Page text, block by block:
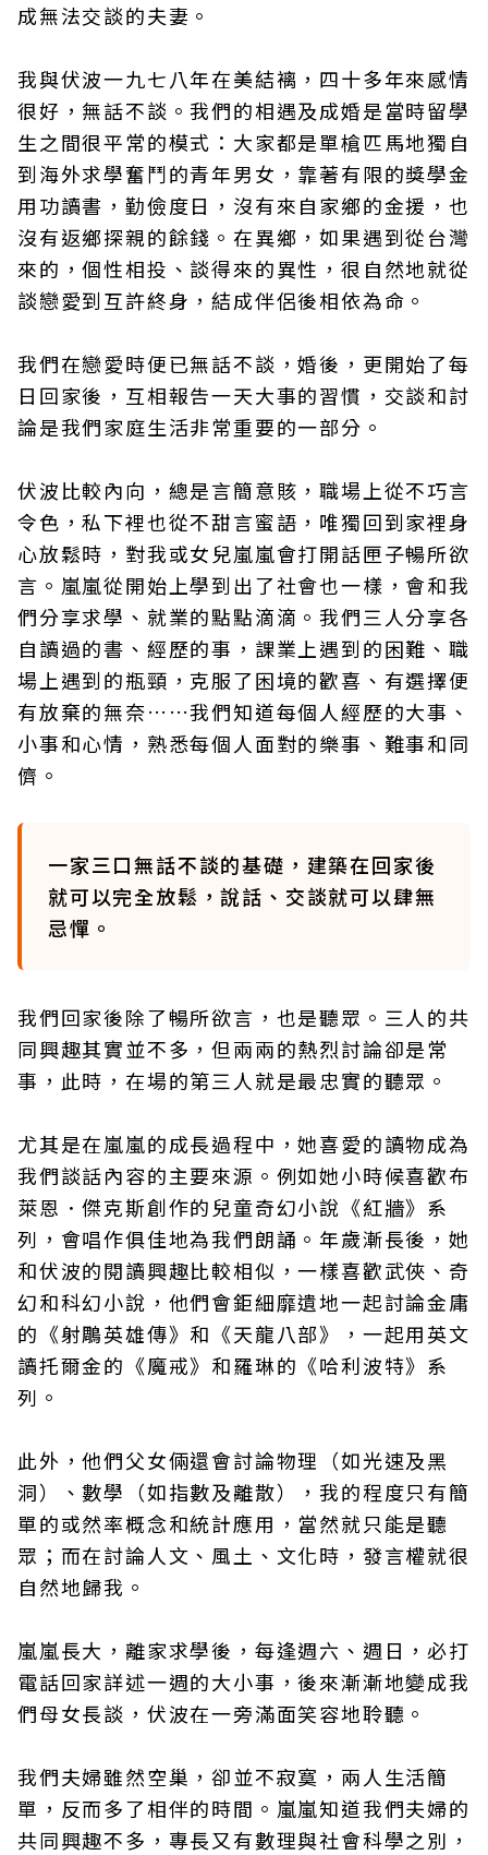
成無法交談的夫妻。
我與伏波一九七八年在美結褵，四十多年來感情
很好，無話不談。我們的相遇及成婚是當時留學
生之間很平常的模式：大家都是單槍匹馬地獨自
到海外求學奮鬥的青年男女，靠著有限的獎學金
用功讀書，勤儉度日，沒有來自家鄉的金援，也
沒有返鄉探親的餘錢。在異鄉，如果遇到從台灣
來的，個性相投、談得來的異性，很自然地就從
談戀愛到互許終身，結成伴侶後相依為命。
我們在戀愛時便已無話不談，婚後，更開始了每
日回家後，互相報告一天大事的習慣，交談和討
論是我們家庭生活非常重要的一部分。
伏波比較內向，總是言簡意賅，職場上從不巧言
令色，私下裡也從不甜言蜜語，唯獨回到家裡身
心放鬆時，對我或女兒嵐嵐會打開話匣子暢所欲
言。嵐嵐從開始上學到出了社會也一樣，會和我
們分享求學、就業的點點滴滴。我們三人分享各
自讀過的書、經歷的事，課業上遇到的困難、職
場上遇到的瓶頸，克服了困境的歡喜、有選擇便
有放棄的無奈……我們知道每個人經歷的大事、
小事和心情，熟悉每個人面對的樂事、難事和同
儕。
一家三口無話不談的基礎，建築在回家後
就可以完全放鬆，說話、交談就可以肆無
忌憚。
我們回家後除了暢所欲言，也是聽眾。三人的共
同興趣其實並不多，但兩兩的熱烈討論卻是常
事，此時，在場的第三人就是最忠實的聽眾。
尤其是在嵐嵐的成長過程中，她喜愛的讀物成為
我們談話內容的主要來源。例如她小時候喜歡布
萊恩．傑克斯創作的兒童奇幻小說《紅牆》系
列，會唱作俱佳地為我們朗誦。年歲漸長後，她
和伏波的閱讀興趣比較相似，一樣喜歡武俠、奇
幻和科幻小說，他們會鉅細靡遺地一起討論金庸
的《射鵰英雄傳》和《天龍八部》，一起用英文
讀托爾金的《魔戒》和羅琳的《哈利波特》系
列。
此外，他們父女倆還會討論物理（如光速及黑
洞）、數學（如指數及離散），我的程度只有簡
單的或然率概念和統計應用，當然就只能是聽
眾；而在討論人文、風土、文化時，發言權就很
自然地歸我。
嵐嵐長大，離家求學後，每逢週六、週日，必打
電話回家詳述一週的大小事，後來漸漸地變成我
們母女長談，伏波在一旁滿面笑容地聆聽。
我們夫婦雖然空巢，卻並不寂寞，兩人生活簡
單，反而多了相伴的時間。嵐嵐知道我們夫婦的
共同興趣不多，專長又有數理與社會科學之別，